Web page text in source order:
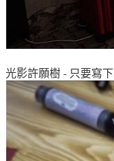
光影許願樹 - 只要寫